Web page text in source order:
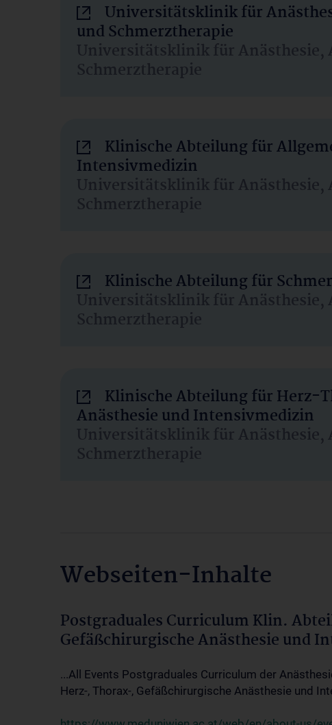
Universitätsklinik für
und Schmerztherapie
Universitätsklinik für
Schmerztherapie
Klinische Abteilung für
Intensivmedizin
Universitätsklinik für
Schmerztherapie
Klinische Abteilung für
Universitätsklinik für
Schmerztherapie
Klinische Abteilung für Herz-
Anästhesie und Intensivmedizin
Universitätsklinik für
Schmerztherapie
Webseiten-Inhalte
Postgraduales Curriculum Klin.
Gefäßchirurgische Anästhesie und
...All Events Postgraduales Curriculum der
Herz-, Thorax-, Gefäßchirurgische Anästhesie und